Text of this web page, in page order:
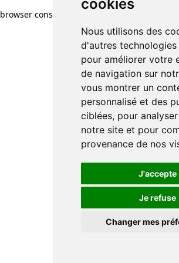
cookies
Nous utilisons des
d'autres technologies
pour améliorer votre
de navigation sur
vous montrer un
personnalisé et des
ciblées, pour
notre site et pour
provenance de nos
J'accepte
Je refuse
Changer mes
browser console for more information)